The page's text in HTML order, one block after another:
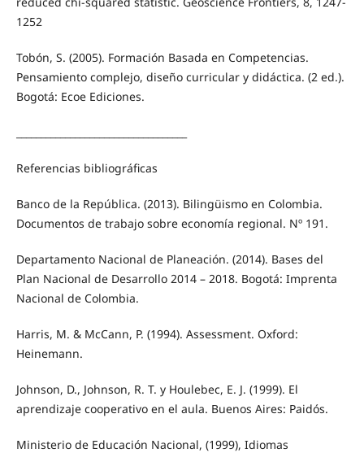
1252
Tobón, S. (2005). Formación Basada en Competencias.
Pensamiento complejo, diseño curricular y didáctica. (2 ed.).
Bogotá: Ecoe Ediciones.
Referencias bibliográficas
Banco de la República. (2013). Bilingüismo en Colombia.
Documentos de trabajo sobre economía regional. Nº 191.
Departamento Nacional de Planeación. (2014). Bases del
Plan Nacional de Desarrollo 2014 – 2018. Bogotá: Imprenta
Nacional de Colombia.
Harris, M. & McCann, P. (1994). Assessment. Oxford:
Heinemann.
Johnson, D., Johnson, R. T. y Houlebec, E. J. (1999). El
aprendizaje cooperativo en el aula. Buenos Aires: Paidós.
Ministerio de Educación Nacional, (1999), Idiomas